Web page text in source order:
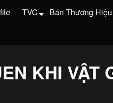
TVC Bán Thương Hiệu
KHI VẬT